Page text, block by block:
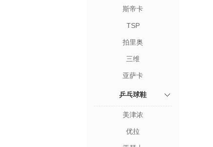
斯帝卡
TSP
拍里奥
三维
亚萨卡
乒乓球鞋
美津浓
优拉